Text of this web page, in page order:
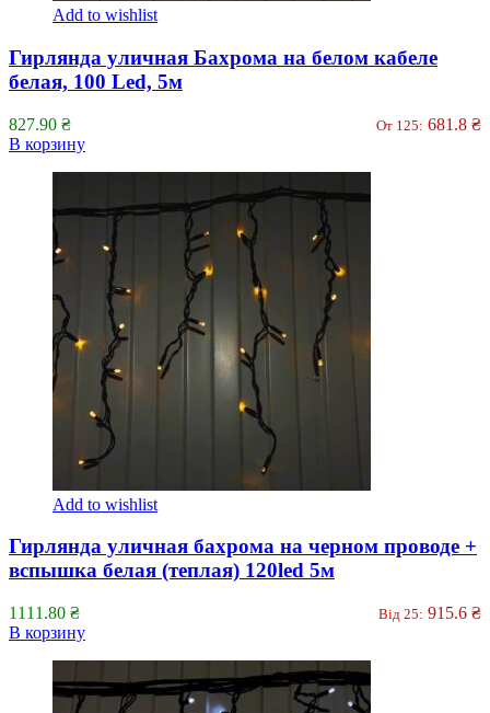
Add to wishlist
Гирлянда уличная Бахрома на белом кабеле
белая, 100 Led, 5м
827.90 ₴ От 125: 681.8 ₴
В корзину
Add to wishlist
Гирлянда уличная бахрома на черном проводе +
вспышка белая (теплая) 120led 5м
1111.80 ₴ Від 25: 915.6 ₴
В корзину